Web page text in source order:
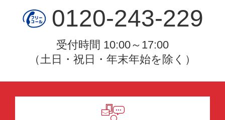
0120-243-229
受付時間 10:00～17:00
（土日・祝日・年末年始を除く）